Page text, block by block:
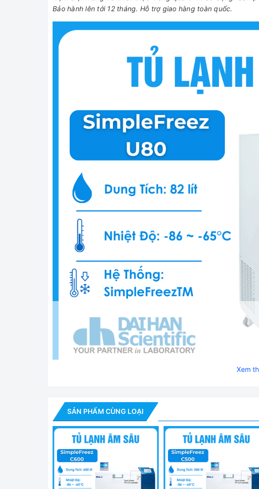
Bảo hành lên tới 12 tháng. Hỗ trợ giao hàng toàn quốc.
Tủ Lạnh Âm Sâu -86 độ C
Tính năng nổi bật
✅ Hệ thống SimpleFreezTM có thể làm lạnh sâu xuống -86 ℃
Xem
SẢN PHẨM CÙNG LOẠI